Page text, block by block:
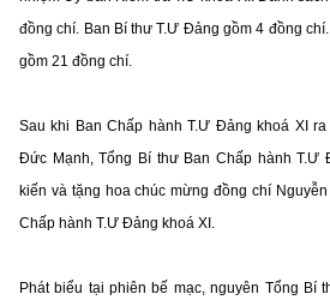
đồng chí. Ban Bí thư T.Ư Đảng gồm 4 đồng
gồm 21 đồng chí.
Sau khi Ban Chấp hành T.Ư Đảng khoá XI
Đức Mạnh, Tổng Bí thư Ban Chấp hành T.Ư
kiến và tặng hoa chúc mừng đồng chí
Chấp hành T.Ư Đảng khoá XI.
Phát biểu tại phiên bế mạc, nguyên Tổng Bí